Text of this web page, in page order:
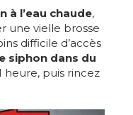
à l’eau chaude,
une vielle brosse
difficile d’accès
siphon dans du
heure, puis rincez